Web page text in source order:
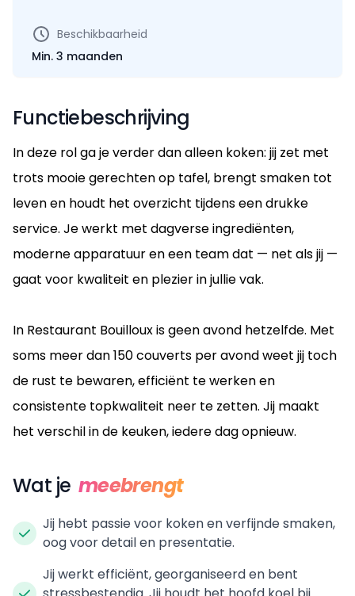
Beschikbaarheid
Min. 3 maanden
Functiebeschrijving
In deze rol ga je verder dan alleen koken: jij zet met
trots mooie gerechten op tafel, brengt smaken tot
leven en houdt het overzicht tijdens een drukke
service. Je werkt met dagverse ingrediënten,
moderne apparatuur en een team dat — net als jij —
gaat voor kwaliteit en plezier in jullie vak.
In Restaurant Bouilloux is geen avond hetzelfde. Met
soms meer dan 150 couverts per avond weet jij toch
de rust te bewaren, efficiënt te werken en
consistente topkwaliteit neer te zetten. Jij maakt
het verschil in de keuken, iedere dag opnieuw.
Wat je meebrengt
Jij hebt passie voor koken en verfijnde smaken,
oog voor detail en presentatie.
Jij werkt efficiënt, georganiseerd en bent